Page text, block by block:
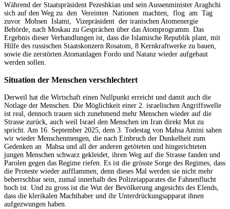
Während der Staatspräsident Pezeshkian und sein Aussenminister Araghchi
sich auf den Weg zu den Vereinten Nationen machten, flog am Tag
zuvor Mohsen Islami, Vizepräsident der iranischen Atomenergie
Behörde, nach Moskau zu Gesprächen über das Atomprogramm. Das
Ergebnis dieser Verhandlungen ist, dass die Islamische Republik plant, mit
Hilfe des russischen Staatskonzern Rosatom, 8 Kernkraftwerke zu bauen,
sowie die zerstörten Atomanlagen Fordo und Natanz wieder aufgebaut
werden sollen.
Situation der Menschen verschlechtert
Derweil hat die Wirtschaft einen Nullpunkt erreicht und damit auch die
Notlage der Menschen. Die Möglichkeit einer 2. israelischen Angriffswelle
ist real, dennoch trauen sich zunehmend mehr Menschen wieder auf die
Strasse zurück, auch weil Israel den Menschen im Iran direkt Mut zu
spricht. Am 16. September 2025, dem 3. Todestag von Mahsa Amini sahen
wir wieder Menschenmengen, die nach Einbruch der Dunkelheit zum
Gedenken an Mahsa und all der anderen getöteten und hingerichteten
jungen Menschen schwarz gekleidet, ihren Weg auf die Strasse fanden und
Parolen gegen das Regime riefen. Es ist die grösste Sorge des Regimes, dass
die Proteste wieder aufflammen, denn dieses Mal werden sie nicht mehr
beherrschbar sein, zumal innerhalb des Polizeiapparates die Fahnenflucht
hoch ist. Und zu gross ist die Wut der Bevölkerung angesichts des Elends,
dass die klerikalen Machthaber und ihr Unterdrückungsapparat ihnen
aufgezwungen haben.